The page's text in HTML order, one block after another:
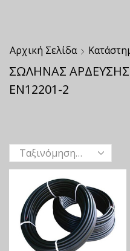
Αρχική Σελίδα
ΣΩΛΗΝΑΣ ΑΡΔΕΥΣΗΣ
ΕΝ12201-2